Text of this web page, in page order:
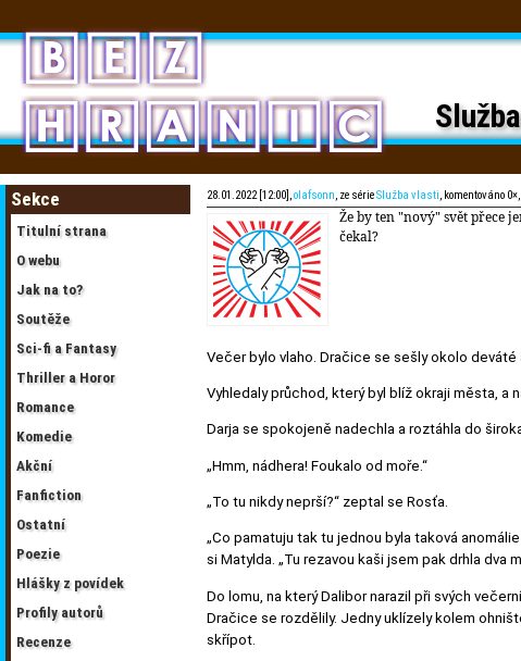
Sekce
Titulní strana
O webu
Jak na to?
Soutěže
Sci-fi a Fantasy
Thriller a Horor
Romance
Komedie
Akční
Fanfiction
Ostatní
Poezie
Hlášky z povídek
Profily autorů
Recenze
28.01.2022 [12:00],olafsonn, ze sérieSlužba vlasti, komentováno
Že by ten "nový" svět přece
čekal?
Večer bylo vlaho. Dračice se sešly okolo deváté
Vyhledaly průchod, který byl blíž okraji města, a
Darja se spokojeně nadechla a roztáhla do
„Hmm, nádhera! Foukalo od moře.“
„To tu nikdy neprší?“ zeptal se Rosťa.
„Co pamatuju tak tu jednou byla taková
si Matylda. „Tu rezavou kaši jsem pak drhla dva
Do lomu, na který Dalibor narazil při svých
Dračice se rozdělily. Jedny uklízely kolem
skřípot.